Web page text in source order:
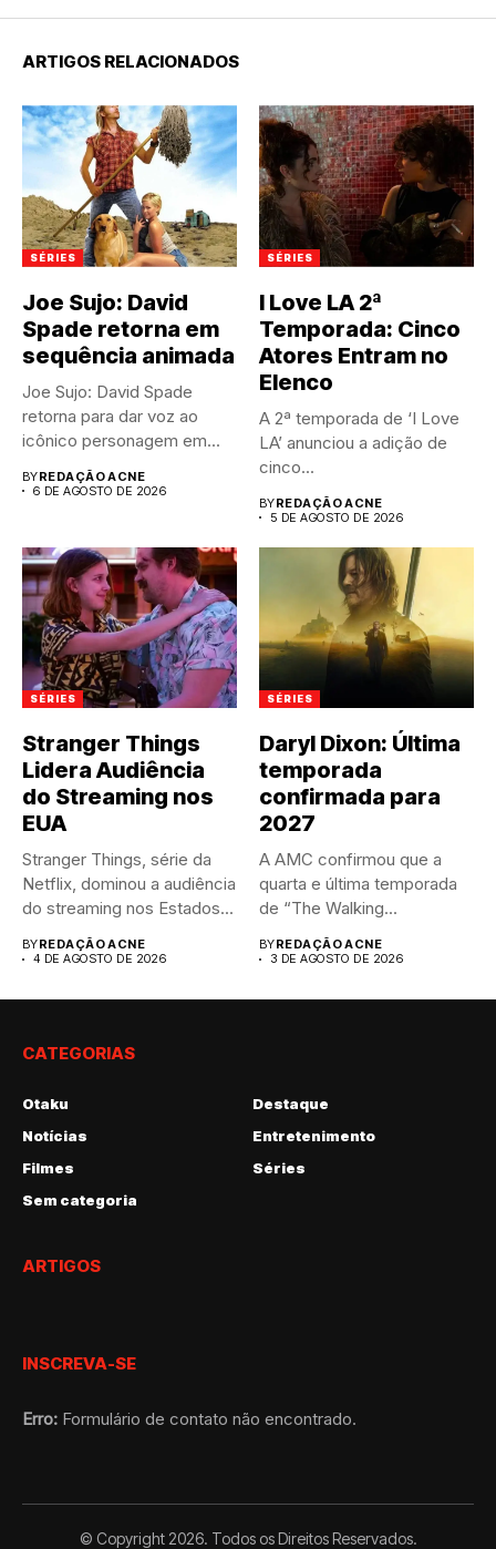
ARTIGOS RELACIONADOS
SÉRIES
Joe Sujo: David
Spade retorna em
sequência animada
Joe Sujo: David Spade
retorna para dar voz ao
icônico personagem em...
BYREDAÇÃO ACNE
6 DE AGOSTO DE 2026
SÉRIES
I Love LA 2ª
Temporada: Cinco
Atores Entram no
Elenco
A 2ª temporada de ‘I Love
LA’ anunciou a adição de
cinco...
BYREDAÇÃO ACNE
5 DE AGOSTO DE 2026
SÉRIES
Stranger Things
Lidera Audiência
do Streaming nos
EUA
Stranger Things, série da
Netflix, dominou a audiência
do streaming nos Estados...
BYREDAÇÃO ACNE
4 DE AGOSTO DE 2026
SÉRIES
Daryl Dixon: Última
temporada
confirmada para
2027
A AMC confirmou que a
quarta e última temporada
de “The Walking...
BYREDAÇÃO ACNE
3 DE AGOSTO DE 2026
CATEGORIAS
Otaku
Destaque
Notícias
Entretenimento
Filmes
Séries
Sem categoria
ARTIGOS
INSCREVA-SE
Erro: Formulário de contato não encontrado.
© Copyright 2026. Todos os Direitos Reservados.